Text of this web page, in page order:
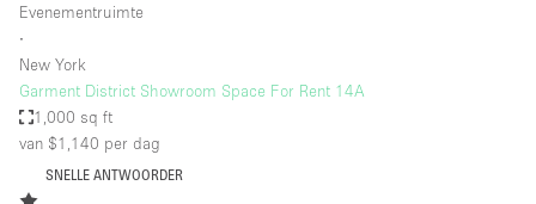
Kantoorruimte
Kraampje / Kiosk / Stalletje
Kraampje / Marktkraam
Magazijn
Markt / Festival
Evenementruimte
∙
New York
Garment District Showroom Space For Rent 14A
1,000 sq ft
van $1,140 per dag
SNELLE ANTWOORDER